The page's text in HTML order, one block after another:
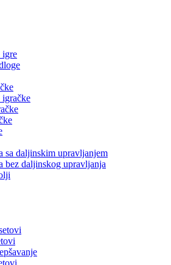
igre
sa daljinskim upravljanjem
bez daljinskog upravljanja